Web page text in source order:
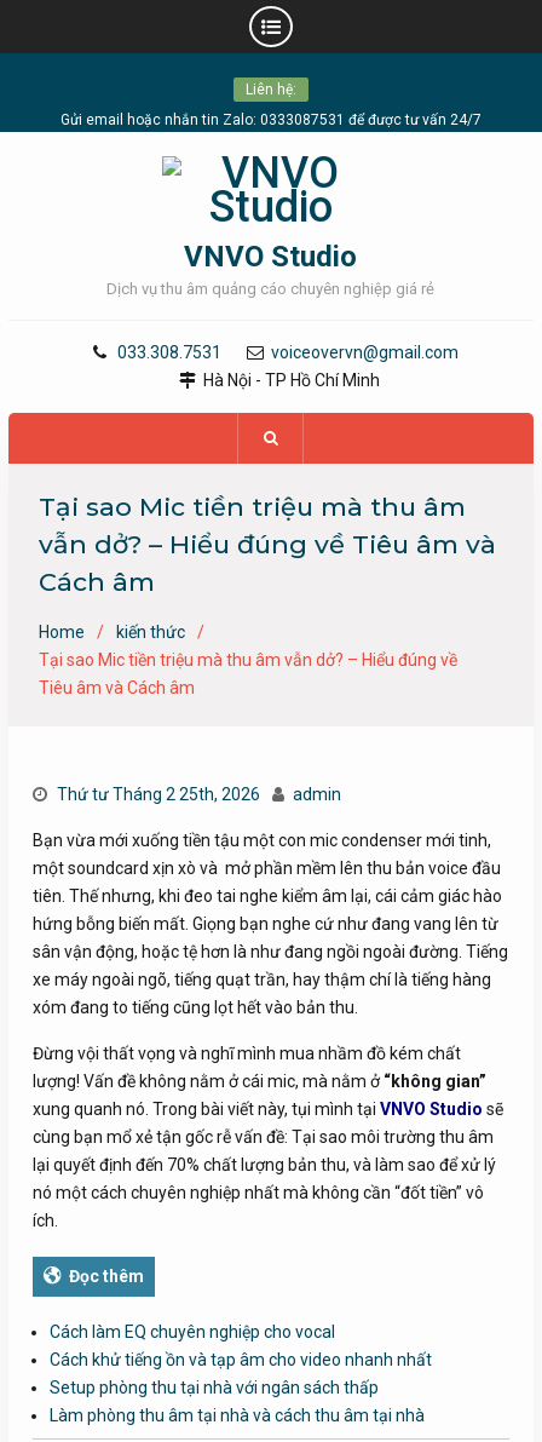
Liên hệ:
Gửi email hoặc nhắn tin Zalo: 0333087531 để được tư vấn 24/7
VNVO Studio
Dịch vụ thu âm quảng cáo chuyên nghiệp giá rẻ
033.308.7531
voiceovervn@gmail.com
Hà Nội - TP Hồ Chí Minh
Tại sao Mic tiền triệu mà thu âm
vẫn dở? – Hiểu đúng về Tiêu âm và
Cách âm
Home
kiến thức
Tại sao Mic tiền triệu mà thu âm vẫn dở? – Hiểu đúng về
Tiêu âm và Cách âm
Thứ tư Tháng 2 25th, 2026 admin
Bạn vừa mới xuống tiền tậu một con mic condenser mới tinh,
một soundcard xịn xò và mở phần mềm lên thu bản voice đầu
tiên. Thế nhưng, khi đeo tai nghe kiểm âm lại, cái cảm giác hào
hứng bỗng biến mất. Giọng bạn nghe cứ như đang vang lên từ
sân vận động, hoặc tệ hơn là như đang ngồi ngoài đường. Tiếng
xe máy ngoài ngõ, tiếng quạt trần, hay thậm chí là tiếng hàng
xóm đang to tiếng cũng lọt hết vào bản thu.
Đừng vội thất vọng và nghĩ mình mua nhầm đồ kém chất
lượng! Vấn đề không nằm ở cái mic, mà nằm ở“không gian”
xung quanh nó. Trong bài viết này, tụi mình tại VNVO Studio sẽ
cùng bạn mổ xẻ tận gốc rễ vấn đề: Tại sao môi trường thu âm
lại quyết định đến 70% chất lượng bản thu, và làm sao để xử lý
nó một cách chuyên nghiệp nhất mà không cần “đốt tiền” vô
ích.
Đọc thêm
Cách làm EQ chuyên nghiệp cho vocal
Cách khử tiếng ồn và tạp âm cho video nhanh nhất
Setup phòng thu tại nhà với ngân sách thấp
Làm phòng thu âm tại nhà và cách thu âm tại nhà